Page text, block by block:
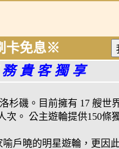
卡免息※
貴客獨享
杉磯。目前擁有 17 艘世
次。 公主遊輪提供150條
戶曉的明星遊輪，更因